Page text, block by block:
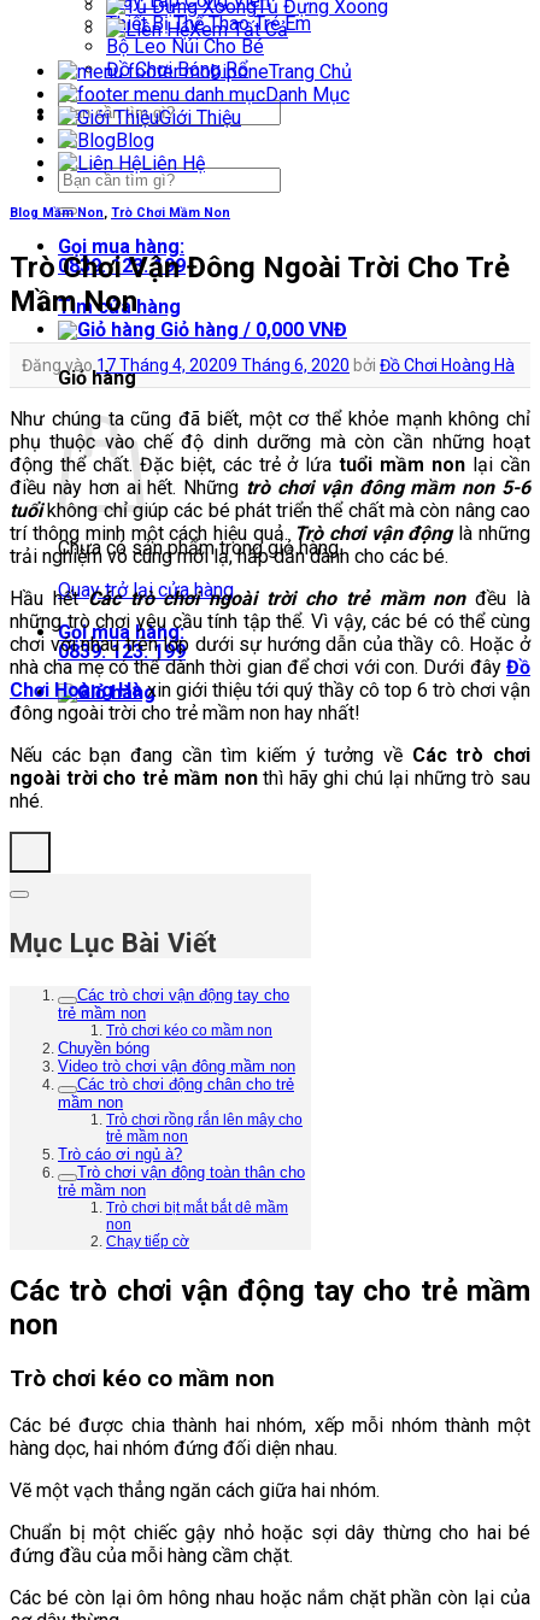
Thiết Bị Thể Thao Trẻ Em
Bộ Leo Núi Cho Bé
Đồ Chơi Bóng Rổ
Tìm
kiếm:
Tìm
kiếm:
Gọi mua hàng:
0839. 123. 199
Tìm cửa hàng
Giỏ hàng / 0,000 VNĐ
Giỏ hàng
Chưa có sản phẩm trong giỏ hàng.
Quay trở lại cửa hàng
Gọi mua hàng:
0839. 123. 199
Tủ Đựng Xoong
Xem Tất Cả
Trang Chủ
Danh Mục
Giới Thiệu
Blog
Liên Hệ
Blog Mầm Non, Trò Chơi Mầm Non
Trò Chơi Vận Đông Ngoài Trời Cho Trẻ
Mầm Non
Đăng vào 17 Tháng 4, 20209 Tháng 6, 2020 bởi Đồ Chơi Hoàng Hà
Như chúng ta cũng đã biết, một cơ thể khỏe mạnh không chỉ
phụ thuộc vào chế độ dinh dưỡng mà còn cần những hoạt
động thể chất. Đặc biệt, các trẻ ở lứatuổi mầm non lại cần
điều này hơn ai hết. Những trò chơi vận đông mầm non 5-6
tuổikhông chỉ giúp các bé phát triển thể chất mà còn nâng cao
trí thông minh một cách hiệu quả. Trò chơi vận độnglà những
trải nghiệm vô cùng mới lạ, hấp dẫn dành cho các bé.
Hầu hếtCác trò chơi ngoài trời cho trẻ mầm nonđều là
những trò chơi yêu cầu tính tập thể. Vì vậy, các bé có thể cùng
chơi với nhau trên lớp dưới sự hướng dẫn của thầy cô. Hoặc ở
nhà cha mẹ có thể dành thời gian để chơi với con. Dưới đây Đồ
Chơi Hoàng Hàxin giới thiệu tới quý thầy cô top 6 trò chơi vận
đông ngoài trời cho trẻ mầm non hay nhất!
Nếu các bạn đang cần tìm kiếm ý tưởng về Các trò chơi
ngoài trời cho trẻ mầm nonthì hãy ghi chú lại những trò sau
nhé.
Mục Lục Bài Viết
Các trò chơi vận động tay cho
trẻ mầm non
Trò chơi kéo co mầm non
Chuyền bóng
Video trò chơi vận đông mầm non
Các trò chơi động chân cho trẻ
mầm non
Trò chơi rồng rắn lên mây cho
trẻ mầm non
Trò cáo ơi ngủ à?
Trò chơi vận động toàn thân cho
trẻ mầm non
Trò chơi bịt mắt bắt dê mầm
non
Chạy tiếp cờ
Các trò chơi vận động tay cho trẻ mầm
non
Trò chơi kéo co mầm non
Các bé được chia thành hai nhóm, xếp mỗi nhóm thành một
hàng dọc, hai nhóm đứng đối diện nhau.
Vẽ một vạch thẳng ngăn cách giữa hai nhóm.
Chuẩn bị một chiếc gậy nhỏ hoặc sợi dây thừng cho hai bé
đứng đầu của mỗi hàng cầm chặt.
Các bé còn lại ôm hông nhau hoặc nắm chặt phần còn lại của